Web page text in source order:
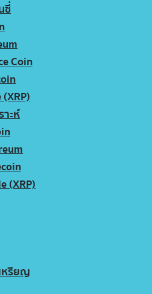
ซี่
Coin
าะห์
(XRP)
หรียญ